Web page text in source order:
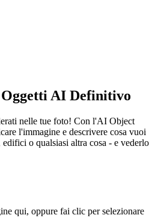
AI Definitivo
nelle tue foto! Con l'AI Object
l'immagine e descrivere cosa vuoi
edifici o qualsiasi altra cosa - e vederlo
qui, oppure fai clic per selezionare